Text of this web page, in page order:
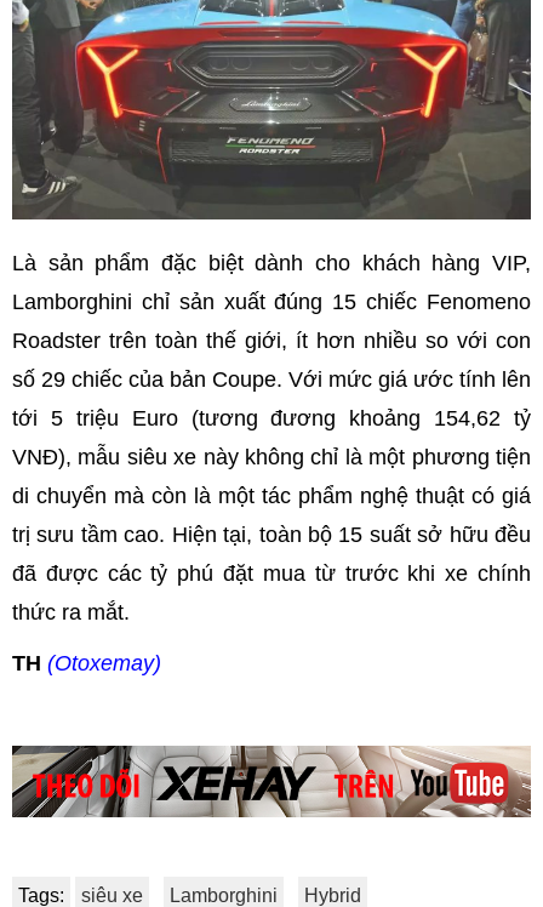
Là sản phẩm đặc biệt dành cho khách hàng VIP,
Lamborghini chỉ sản xuất đúng 15 chiếc Fenomeno
Roadster trên toàn thế giới, ít hơn nhiều so với con
số 29 chiếc của bản Coupe. Với mức giá ước tính lên
tới 5 triệu Euro (tương đương khoảng 154,62 tỷ
VNĐ), mẫu siêu xe này không chỉ là một phương tiện
di chuyển mà còn là một tác phẩm nghệ thuật có giá
trị sưu tầm cao. Hiện tại, toàn bộ 15 suất sở hữu đều
đã được các tỷ phú đặt mua từ trước khi xe chính
thức ra mắt.
TH (Otoxemay)
Tags: siêu xe Lamborghini Hybrid